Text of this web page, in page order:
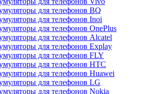
для телефонов BQ
для телефонов Inoi
для телефонов OnePlus
для телефонов Alcatel
для телефонов Explay
для телефонов FLY
для телефонов HTC
для телефонов Huawei
для телефонов LG
для телефонов Nokia